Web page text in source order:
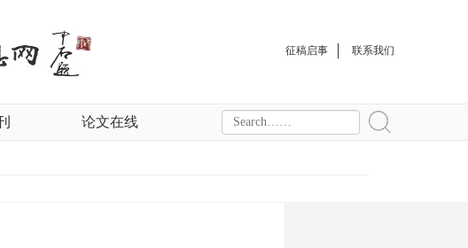
征稿启事 联系我们
论文在线